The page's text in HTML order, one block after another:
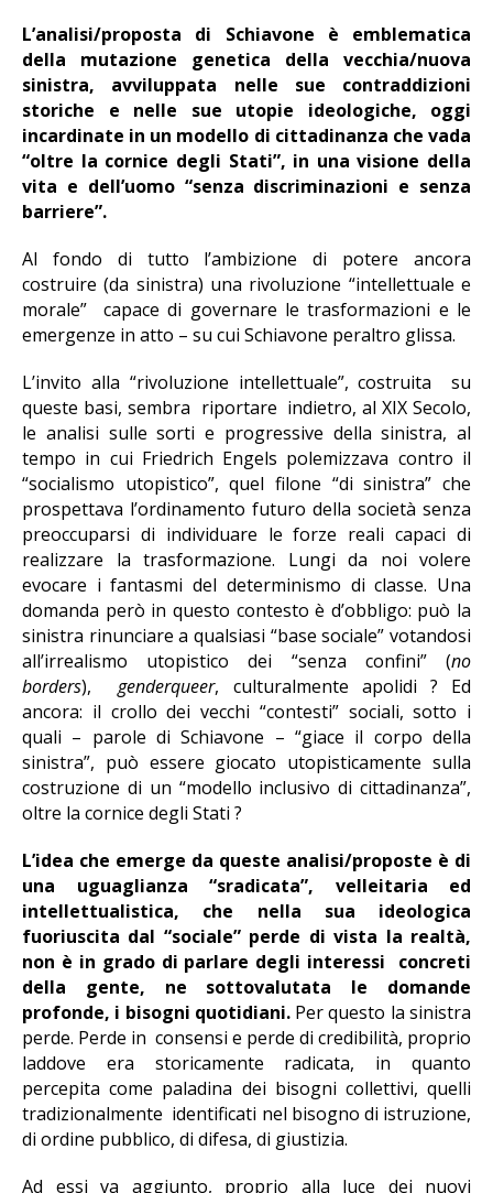
L’analisi/proposta di Schiavone è emblematica
della mutazione genetica della vecchia/nuova
sinistra, avviluppata nelle sue contraddizioni
storiche e nelle sue utopie ideologiche, oggi
incardinate in un modello di cittadinanza che vada
“oltre la cornice degli Stati”, in una visione della
vita e dell’uomo “senza discriminazioni e senza
barriere”.
Al fondo di tutto l’ambizione di potere ancora
costruire (da sinistra) una rivoluzione “intellettuale e
morale” capace di governare le trasformazioni e le
emergenze in atto – su cui Schiavone peraltro glissa.
L’invito alla “rivoluzione intellettuale”, costruita su
queste basi, sembra riportare indietro, al XIX Secolo,
le analisi sulle sorti e progressive della sinistra, al
tempo in cui Friedrich Engels polemizzava contro il
“socialismo utopistico”, quel filone “di sinistra” che
prospettava l’ordinamento futuro della società senza
preoccuparsi di individuare le forze reali capaci di
realizzare la trasformazione. Lungi da noi volere
evocare i fantasmi del determinismo di classe. Una
domanda però in questo contesto è d’obbligo: può la
sinistra rinunciare a qualsiasi “base sociale” votandosi
all’irrealismo utopistico dei “senza confini” (no
borders),genderqueer, culturalmente apolidi ? Ed
ancora: il crollo dei vecchi “contesti” sociali, sotto i
quali – parole di Schiavone – “giace il corpo della
sinistra”, può essere giocato utopisticamente sulla
costruzione di un “modello inclusivo di cittadinanza”,
oltre la cornice degli Stati ?
L’idea che emerge da queste analisi/proposte è di
una uguaglianza “sradicata”, velleitaria ed
intellettualistica, che nella sua ideologica
fuoriuscita dal “sociale” perde di vista la realtà,
non è in grado di parlare degli interessi concreti
della gente, ne sottovalutata le domande
profonde, i bisogni quotidiani. Per questo la sinistra
perde. Perde in consensi e perde di credibilità, proprio
laddove era storicamente radicata, in quanto
percepita come paladina dei bisogni collettivi, quelli
tradizionalmente identificati nel bisogno di istruzione,
di ordine pubblico, di difesa, di giustizia.
Ad essi va aggiunto, proprio alla luce dei nuovi